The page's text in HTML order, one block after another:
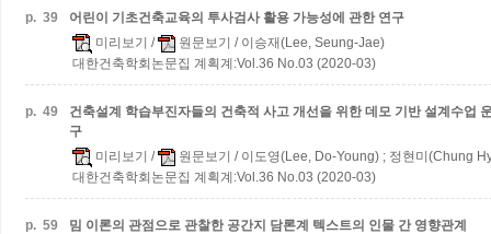
p. 39
어린이 기초건축교육의 투사검사 활용 가능성에 관한 연구
미리보기 / 원문보기 / 이승재(Lee, Seung-Jae)
대한건축학회논문집 계획계:Vol.36 No.03 (2020-03)
p. 49
건축설계 학습부진자들의 건축적 사고 개선을 위한 데모 기반 설계수업
구
미리보기 / 원문보기 / 이도영(Lee, Do-Young) ; 정현미(Chung
대한건축학회논문집 계획계:Vol.36 No.03 (2020-03)
p. 59
밈 이론의 관점으로 관찰한 공간지 담론계 텍스트의 인물 간 영향관계